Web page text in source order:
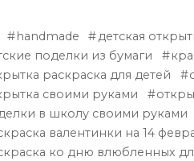
handmade детская
поделки из бумаги
раскраска для детей
своими руками
в школу своими руками
валентинки на 14
ко дню влюбленных